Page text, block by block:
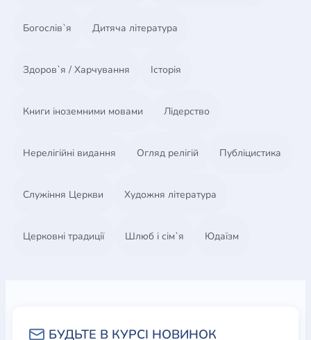
Богослів`я Дитяча література
Здоров`я / Харчування Історія
Книги іноземними мовами Лідерство
Нерелігійні видання Огляд релігій Публіцистика
Служіння Церкви Художня література
Церковні традиції Шлюб і сім`я Юдаїзм